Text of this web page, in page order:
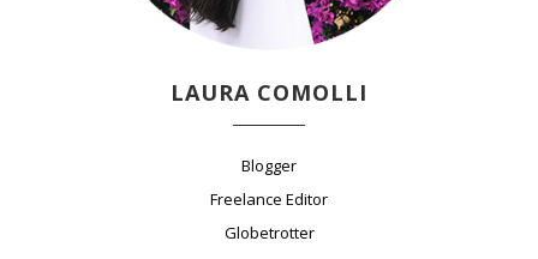
LAURA COMOLLI
Blogger
Freelance Editor
Globetrotter